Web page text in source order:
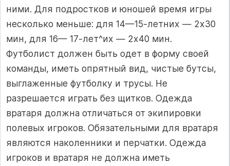
ними. Для подростков и юношей время игры
несколько меньше: для 14—15-летних — 2x30
мин, для 16— 17-лет^их — 2x40 мин.
Футболист должен быть одет в форму своей
команды, иметь опрятный вид, чистые бутсы,
выглаженные футбол­ку и трусы. Не
разрешается играть без щитков. Одежда
вратаря должна отличаться от экипировки
полевых игроков. Обязательными для вратаря
являются наколенники и перчатки. Одежда
игроков и вратаря не должна иметь